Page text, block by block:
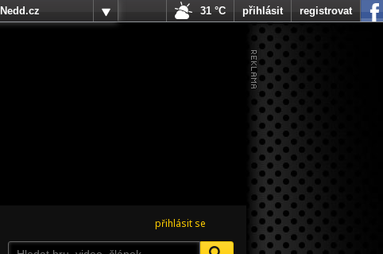
přihlásit se
Nedd.cz
31 °C přihlásit registrovat